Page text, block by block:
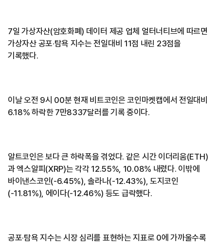
7일 가상자산(암호화폐) 데이터 제공 업체 얼터너티브에 따르면
가상자산 공포·탐욕 지수는 전일대비 11점 내린 23점을
기록했다.
이날 오전 9시 00분 현재 비트코인은 코인마켓캡에서 전일대비
6.18% 하락한 7만8337달러를 기록 중이다.
알트코인은 보다 큰 하락폭을 겪었다. 같은 시간 이더리움(ETH)
과 엑스알피(XRP)는 각각 12.55%, 10.08% 내렸다. 이밖에
바이낸스코인(-6.45%), 솔라나(-12.43%), 도지코인
(-11.81%), 에이다(-12.46%) 등도 급락했다.
공포·탐욕 지수는 시장 심리를 표현하는 지표로 0에 가까울수록